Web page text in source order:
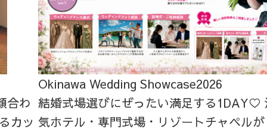
合わ
カッ
Okinawa Wedding Showcase2026
結婚式場選びにぜったい満足する1DAY♡
気ホテル・専門式場・リゾートチャペル